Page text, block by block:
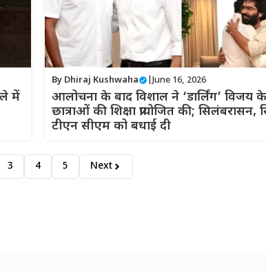
में
By Dhiraj Kushwaha | June 16, 2026
आलोचना के बाद विशाल ने ‘डार्लिंग’ विजय
छात्राओं की शिक्षा प्रायोजित की; सिलंबरासन,
टीएन सीएम को बधाई दी
3 4 5 Next